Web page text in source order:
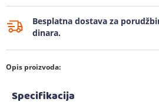
Besplatna dostava za
dinara.
Opis proizvoda:
Specifikacija